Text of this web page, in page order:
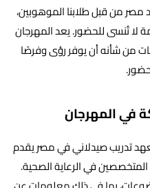
من قبل طلابنا الموهوبين،
لا تُنسى للحضور. يعد المهرجان
من شأنه أن يوفر رؤى وفرصًا
في المهرجان
تدريب صيدلاني في مصر يقدم
المتخصصين في الرعاية الصحية.